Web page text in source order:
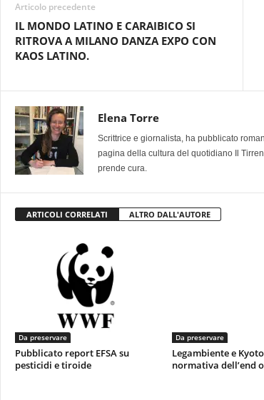
Articolo precedente
IL MONDO LATINO E CARAIBICO SI
RITROVA A MILANO DANZA EXPO CON
KAOS LATINO.
Elena Torre
Scrittrice e giornalista, ha pubblicato
pagina della cultura del quotidiano Il
prende cura.
ARTICOLI CORRELATI ALTRO DALL'AUTORE
Da preservare
Pubblicato report EFSA su
pesticidi e tiroide
Da preservare
Legambiente e
normativa dell’end